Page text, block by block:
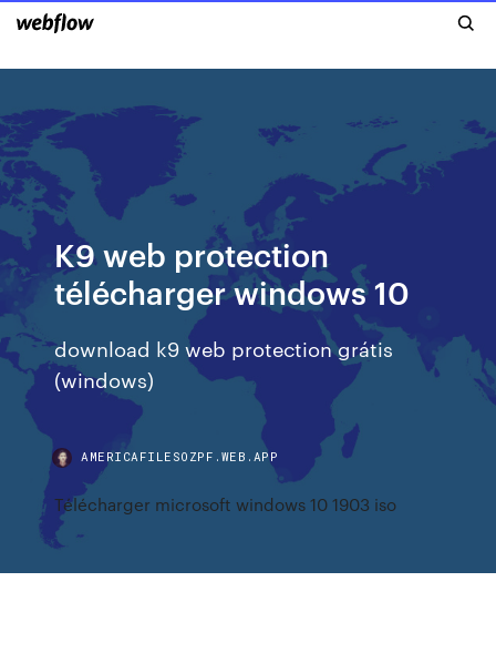
K9 web protection
télécharger windows 10
download k9 web protection grátis
(windows)
AMERICAFILESOZPF.WEB.APP
Télécharger microsoft windows 10 1903 iso